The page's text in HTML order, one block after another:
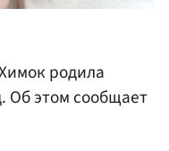
родила
Об этом сообщает